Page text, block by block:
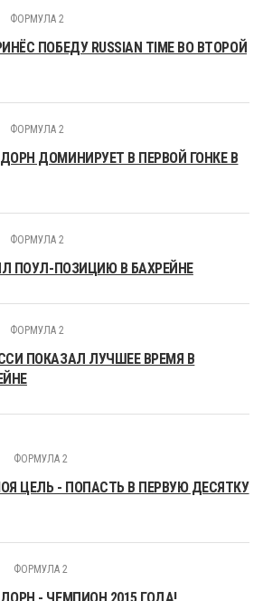
ФОРМУЛА 2
ПОБЕДУ RUSSIAN TIME ВО ВТОРОЙ
ФОРМУЛА 2
ДОМИНИРУЕТ В ПЕРВОЙ ГОНКЕ В
ФОРМУЛА 2
ПОУЛ-ПОЗИЦИЮ В БАХРЕЙНЕ
ФОРМУЛА 2
ПОКАЗАЛ ЛУЧШЕЕ ВРЕМЯ В
ФОРМУЛА 2
ЦЕЛЬ - ПОПАСТЬ В ПЕРВУЮ ДЕСЯТКУ
ФОРМУЛА 2